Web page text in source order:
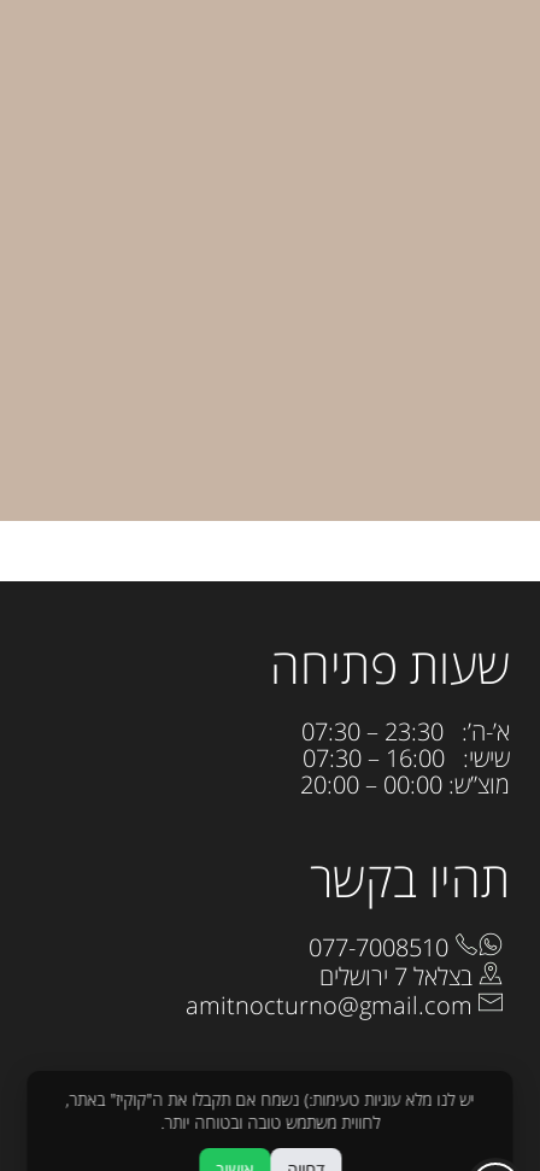
תהיו בקשר
בצלאל 7 ירושלים
שעות פתיחה
א’-ה’: 23:30 – 07:30
שישי: 16:00 – 07:30
מוצ”ש: 00:00 – 20:00
יש לנו מלא עוגיות טעימות:) נשמח אם תקבלו את ה"קוקיז" באתר,
לחווית משתמש טובה ובטוחה יותר.